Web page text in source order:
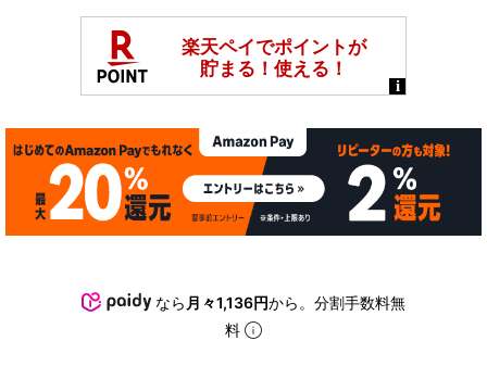
なら 月々1,136円から。分割手数料無
料